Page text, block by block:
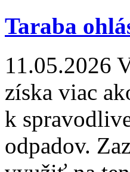
Taraba
11.05.2026
získa viac
k
odpadov.